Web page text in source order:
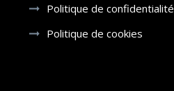
Politique de confidentialité
Politique de cookies